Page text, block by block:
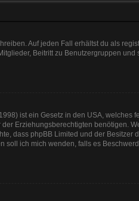
Auf jeden Fall erhältst du als
Beitritt zu Benutzergruppen und
ist ein Gesetz in den USA, welches
Erziehungsberechtigten benötigen.
dass phpBB Limited und der Besitzer
soll ich mich wenden, falls es